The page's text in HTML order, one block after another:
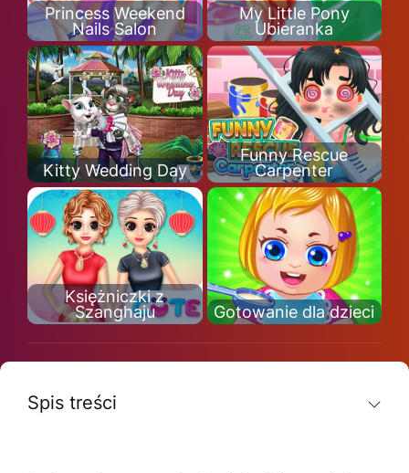
Princess Weekend
Nails Salon
My Little Pony
Ubieranka
Kitty Wedding Day
Funny Rescue
Carpenter
Księżniczki z
Szanghaju
Gotowanie dla dzieci
Spis treści